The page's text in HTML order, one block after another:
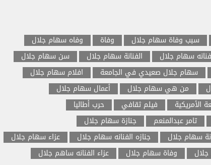
سبب وفاة سهام جلال وفاة
وفاه سهام جلال
سهام جلال الفنانة سهام جلال
سن سهام جلال
سهام جلال صعيدي في الجامعة
افلام سهام جلال
من هي سهام جلال
أعمال سهام جلال
الأمريكية
فيلم ثقافي
حرب أطاليا
تامر عبدالمنعم
جنازة سهام جلال
سهام جلال
جنازه الفنانه سهام جلال
عزاء سهام جلال
جلال
وفاة سهام جلال عزاء الفنانه ساهم جلال